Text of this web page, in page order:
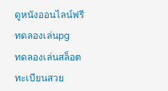
ดูหนังออนไลน์ฟรี
ทดลองเล่นpg
ทดลองเล่นสล็อต
ทะเบียนสวย